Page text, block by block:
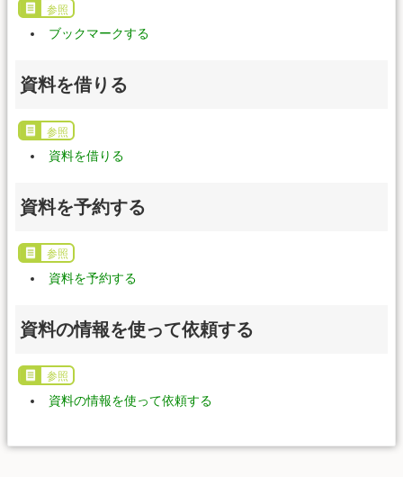
参照
ブックマークする
資料を借りる
参照
資料を借りる
資料を予約する
参照
資料を予約する
資料の情報を使って依頼する
参照
資料の情報を使って依頼する